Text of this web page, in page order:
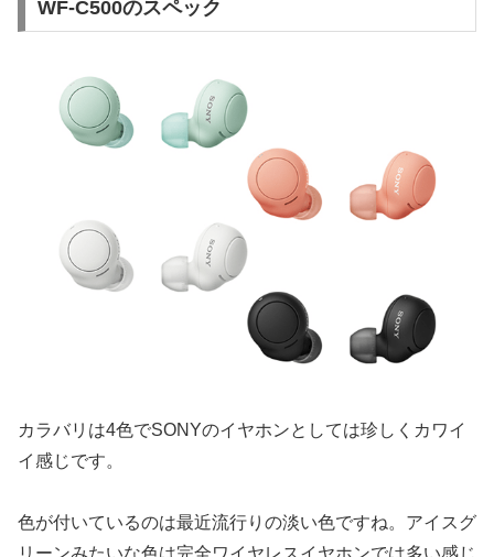
WF-C500のスペック
カラバリは4色でSONYのイヤホンとしては珍しくカワイ
イ感じです。
色が付いているのは最近流行りの淡い色ですね。アイスグ